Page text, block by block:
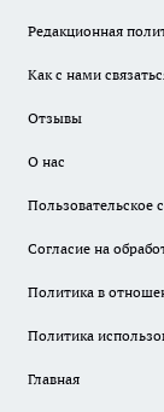
Редакционная
Как с нами
Отзывы
О нас
Пользовательское
Согласие на
Политика в
Политика
Главная